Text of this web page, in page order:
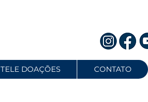
TELE DOAÇÕES CONTATO